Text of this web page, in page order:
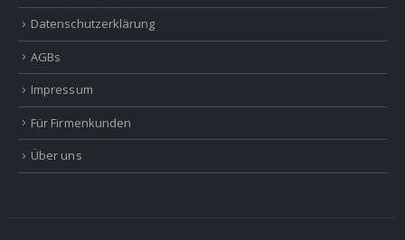
Datenschutzerklärung
AGBs
Impressum
Für Firmenkunden
Über uns